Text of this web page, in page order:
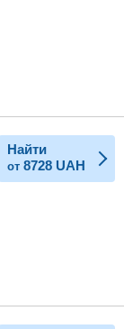
Найти
от 8728 UAH